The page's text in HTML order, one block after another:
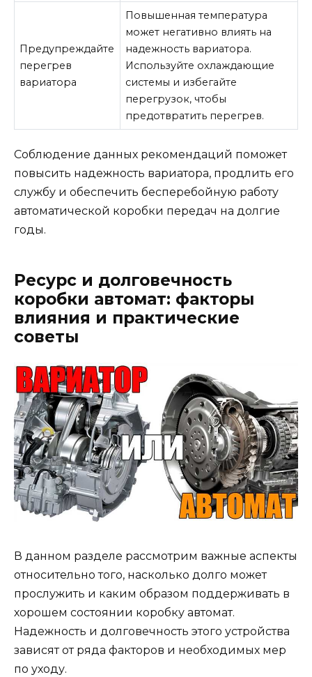
Предупреждайте
перегрев
вариатора
Повышенная температура
может негативно влиять на
надежность вариатора.
Используйте охлаждающие
системы и избегайте
перегрузок, чтобы
предотвратить перегрев.
Соблюдение данных рекомендаций поможет
повысить надежность вариатора, продлить его
службу и обеспечить бесперебойную работу
автоматической коробки передач на долгие
годы.
Ресурс и долговечность
коробки автомат: факторы
влияния и практические
советы
В данном разделе рассмотрим важные аспекты
относительно того, насколько долго может
прослужить и каким образом поддерживать в
хорошем состоянии коробку автомат.
Надежность и долговечность этого устройства
зависят от ряда факторов и необходимых мер
по уходу.